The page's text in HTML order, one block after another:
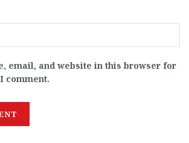
email, and website in this browser for
comment.